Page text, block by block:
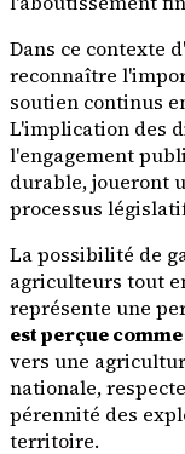
Dans ce contexte
reconnaître
soutien continus
L'implication des
l'engagement
durable, joueront
processus
La possibilité de
agriculteurs tout
représente une
est perçue
vers une
nationale,
pérennité des
territoire.